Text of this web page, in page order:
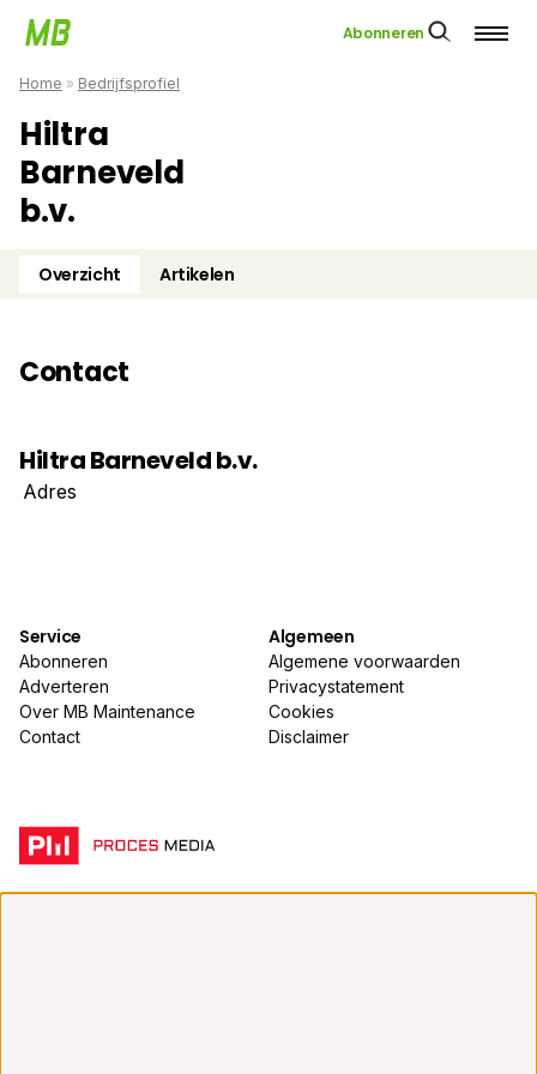
Abonneren
Home » Bedrijfsprofiel
Hiltra
Barneveld
b.v.
Overzicht Artikelen
Contact
Hiltra Barneveld b.v.
Adres
Service
Abonneren
Adverteren
Over MB Maintenance
Contact
Algemeen
Algemene voorwaarden
Privacystatement
Cookies
Disclaimer